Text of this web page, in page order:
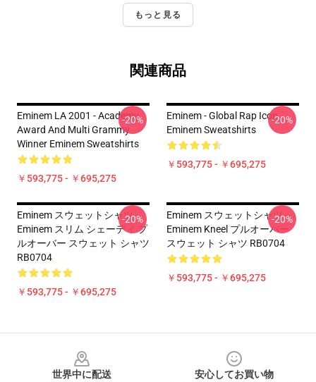
もっと見る
関連商品
Eminem LA 2001 - Academy
Award And Multi Grammy
Winner Eminem Sweatshirts
￥593,775 - ￥695,275
-20%
Eminem - Global Rap Icon
Eminem Sweatshirts
￥593,775 - ￥695,275
-20%
Eminem スウェットシャツ -
Eminem スリム シェーディ プ
ルオーバー スウェット シャツ
RB0704
￥593,775 - ￥695,275
-20%
Eminem スウェットシャツ -
Eminem Kneel プルオーバー
スウェット シャツ RB0704
￥593,775 - ￥695,275
-20%
世界中に配送
安心してお買い物